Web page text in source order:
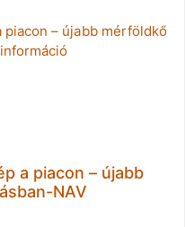
a piacon – újabb
NAV